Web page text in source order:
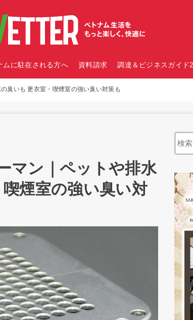
ムに駐在される方へ 資料請求 調達＆ビジネスガイド
臭いも 更衣室・喫煙室の強い臭い対策も
マン｜ペットや排水
煙室の強い臭い対